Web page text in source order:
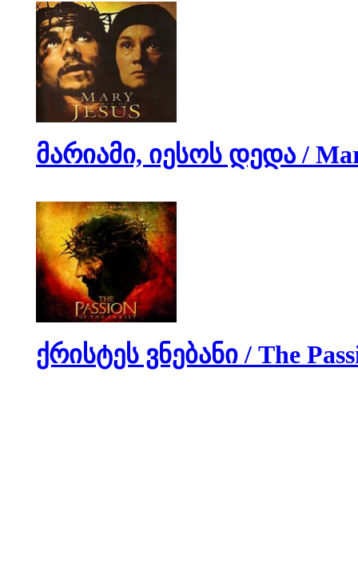
მარიამი, იესოს დედა /
ქრისტეს ვნებანი / The